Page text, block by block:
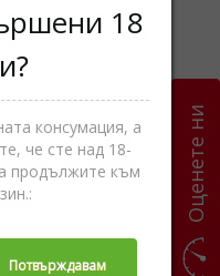
Оценете ни
18
консумация, а
че сте над 18-
продължите към
Потвърждавам